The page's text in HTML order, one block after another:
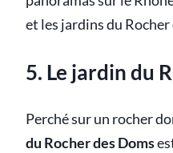
et les jardins du Rocher
5. Le jardin du
Perché sur un rocher
du Rocher des Doms